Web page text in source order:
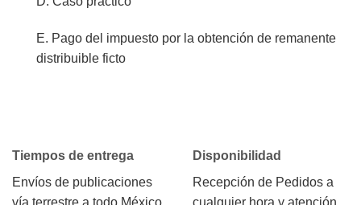
E. Pago del impuesto por la obtención de remanente
distribuible ficto
Tiempos de entrega
Envíos de publicaciones
Disponibilidad
Recepción de Pedidos a